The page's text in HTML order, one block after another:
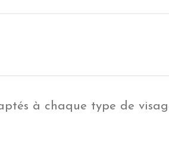
à chaque type de